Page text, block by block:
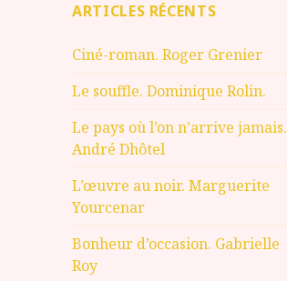
ARTICLES RÉCENTS
Ciné-roman. Roger Grenier
Le souffle. Dominique Rolin.
Le pays où l’on n’arrive jamais.
André Dhôtel
L’œuvre au noir. Marguerite
Yourcenar
Bonheur d’occasion. Gabrielle
Roy